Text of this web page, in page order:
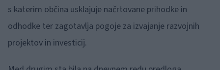
s katerim občina usklajuje načrtovane prihodke in
odhodke ter zagotavlja pogoje za izvajanje razvojnih
projektov in investicij.